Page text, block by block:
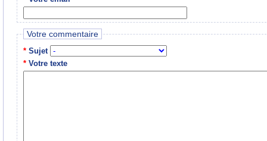
Votre commentaire
* Sujet
* Votre texte